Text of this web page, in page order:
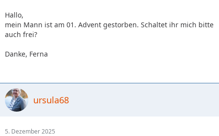
Hallo,
mein Mann ist am 01. Advent gestorben. Schaltet ihr mich bitte
auch frei?
Danke, Ferna
ursula68
5. Dezember 2025